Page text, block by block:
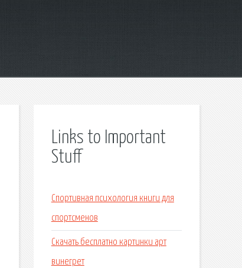
Links to Important
Stuff
Спортивная психология книги для
спортсменов
Скачать бесплатно картинки арт
винегрет